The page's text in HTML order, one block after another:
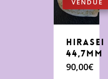
Hirasei
44,7mm
90,00€